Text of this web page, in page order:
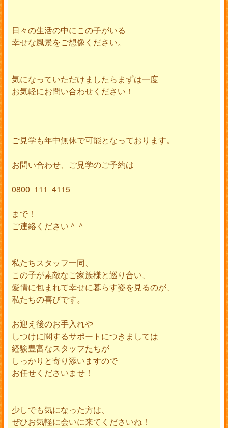
日々の生活の中にこの子がいる
幸せな風景をご想像ください。
気になっていただけましたらまずは一度
お気軽にお問い合わせください！
ご見学も年中無休で可能となっております。
お問い合わせ、ご見学のご予約は
0800ｰ111ｰ4115
まで！
ご連絡ください＾＾
私たちスタッフ一同、
この子が素敵なご家族様と巡り合い、
愛情に包まれて幸せに暮らす姿を見るのが、
私たちの喜びです。
お迎え後のお手入れや
しつけに関するサポートにつきましては
経験豊富なスタッフたちが
しっかりと寄り添いますので
お任せくださいませ！
少しでも気になった方は、
ぜひお気軽に会いに来てくださいね！